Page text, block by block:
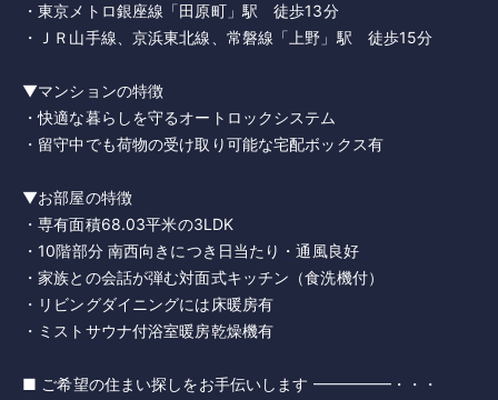
・東京メトロ銀座線「田原町」駅 徒歩13分
・ＪＲ山手線、京浜東北線、常磐線「上野」駅 徒歩15分
▼マンションの特徴
・快適な暮らしを守るオートロックシステム
・留守中でも荷物の受け取り可能な宅配ボックス有
▼お部屋の特徴
・専有面積68.03平米の3LDK
・10階部分 南西向きにつき日当たり・通風良好
・家族との会話が弾む対面式キッチン（食洗機付）
・リビングダイニングには床暖房有
・ミストサウナ付浴室暖房乾燥機有
■ ご希望の住まい探しをお手伝いします ━━━━━・・・